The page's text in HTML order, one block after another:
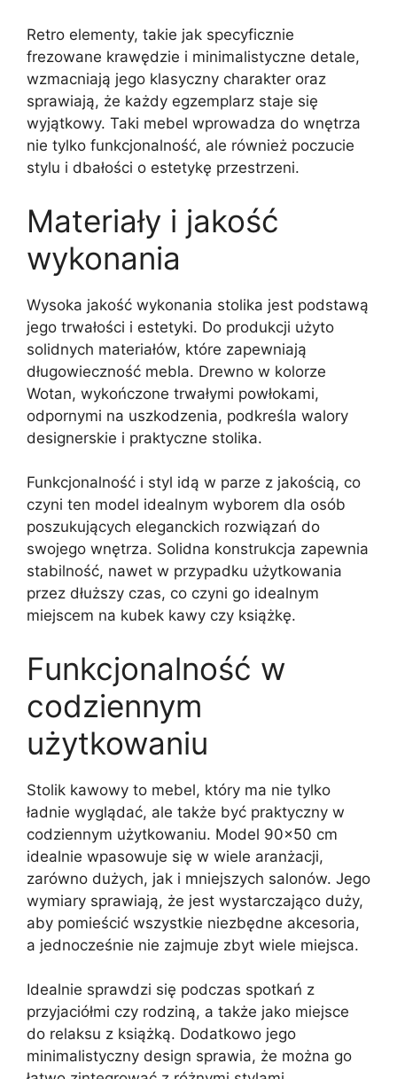
Retro elementy, takie jak specyficznie
frezowane krawędzie i minimalistyczne detale,
wzmacniają jego klasyczny charakter oraz
sprawiają, że każdy egzemplarz staje się
wyjątkowy. Taki mebel wprowadza do wnętrza
nie tylko funkcjonalność, ale również poczucie
stylu i dbałości o estetykę przestrzeni.
Materiały i jakość
wykonania
Wysoka jakość wykonania stolika jest podstawą
jego trwałości i estetyki. Do produkcji użyto
solidnych materiałów, które zapewniają
długowieczność mebla. Drewno w kolorze
Wotan, wykończone trwałymi powłokami,
odpornymi na uszkodzenia, podkreśla walory
designerskie i praktyczne stolika.
Funkcjonalność i styl idą w parze z jakością, co
czyni ten model idealnym wyborem dla osób
poszukujących eleganckich rozwiązań do
swojego wnętrza. Solidna konstrukcja zapewnia
stabilność, nawet w przypadku użytkowania
przez dłuższy czas, co czyni go idealnym
miejscem na kubek kawy czy książkę.
Funkcjonalność w
codziennym
użytkowaniu
Stolik kawowy to mebel, który ma nie tylko
ładnie wyglądać, ale także być praktyczny w
codziennym użytkowaniu. Model 90×50 cm
idealnie wpasowuje się w wiele aranżacji,
zarówno dużych, jak i mniejszych salonów. Jego
wymiary sprawiają, że jest wystarczająco duży,
aby pomieścić wszystkie niezbędne akcesoria,
a jednocześnie nie zajmuje zbyt wiele miejsca.
Idealnie sprawdzi się podczas spotkań z
przyjaciółmi czy rodziną, a także jako miejsce
do relaksu z książką. Dodatkowo jego
minimalistyczny design sprawia, że można go